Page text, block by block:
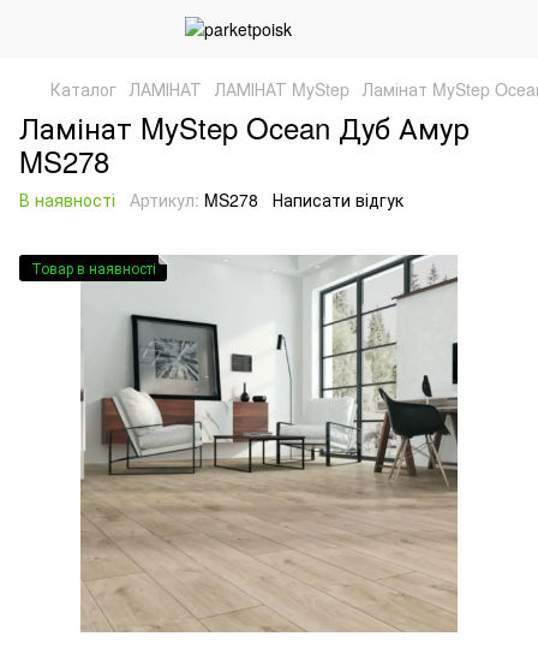
Каталог ЛАМІНАТ ЛАМІНАТ MyStep Ламінат MyStep
Ламінат MyStep Ocean Дуб Амур
MS278
В наявності Артикул: MS278 Написати відгук
Товар в наявності